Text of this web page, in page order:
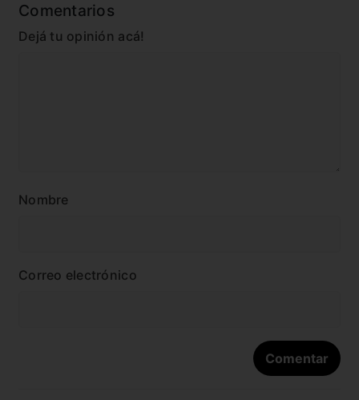
Comentarios
Dejá tu opinión acá!
Nombre
Correo electrónico